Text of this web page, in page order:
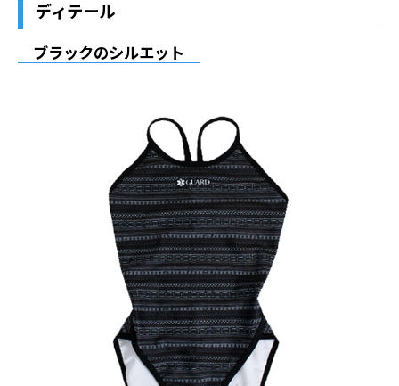
ディテール
ブラックのシルエット